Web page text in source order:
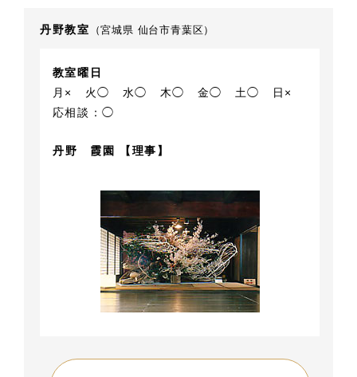
丹野教室 （宮城県 仙台市青葉区）
教室曜日
月×
火◯ 水◯ 木◯ 金◯ 土◯
日×
応相談：◯
丹野 霞園 【理事】